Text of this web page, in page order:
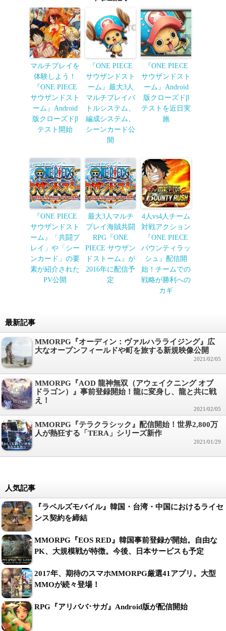
マルチプレイを
体験しよう！
『ONE PIECE
サウザンドスト
ーム』Android
版クローズドβ
テスト開始
『ONE PIECE
サウザンドスト
ーム』最大3人
マルチプレイバ
トルシステム、
編成システム、
シーンカード公
開
『ONE PIECE
サウザンドスト
ーム』Android
版クローズドβ
テストを近日実
施
『ONE PIECE
サウザンドスト
ーム』「共闘プ
レイ」や「シー
ンカード」の要
素が紹介された
PV公開
最大3人マルチ
プレイ海賊共闘
RPG『ONE
PIECE サウザン
ドストーム』が
2016年に配信予
定
4人vs4人チーム
対戦アクション
『ONE PIECE
バウンティラッ
シュ』配信開
始！チームでの
戦略が勝利への
カギ
最新記事
MMORPG『オーディン：ヴァルハラライジング』広
大なオープンフィールドや町を旅する新規映像公開
2021/02/05
MMORPG『AOD 龍神無双（アウェイクニング オブ
ドラゴン）』事前登録開始！龍に変身し、龍と共に戦
え！
2021/02/05
MMORPG『テラクラシック』配信開始！世界2,800万
人が熱狂する「TERA」シリーズ新作
2021/01/29
人気記事
『ラペルズモバイル』韓国・台湾・中国におけるライセ
ンス契約を締結
MMORPG『EOS RED』韓国事前登録が開始。自由な
PK、大規模戦が特徴。今後、日本サービスも予定
2017年、期待のスマホMMORPG厳選41アプリ。大型
MMOが続々登場！
RPG『アリババ･サガ』Android版が配信開始